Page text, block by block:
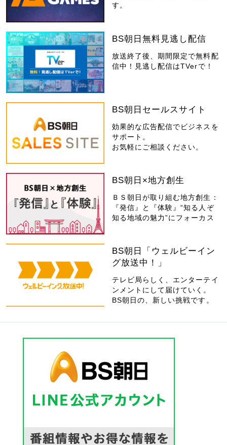
す。
BS朝日無料見逃し配信
放送終了後、期間限定で無料配
信中！見逃し配信はTVerで！
BS朝日セールスサイト
効果的な広告配信でビジネスを
サポート。
お気軽にご相談ください。
BS朝日×地方創生
ＢＳ朝日が取り組む地方創生：
『発信』と『体験』“知る人ぞ
知る地域の魅力”にフォーカス
BS朝日「ウェルビーイン
グ放送中！」
テレビ局らしく、エンターテイ
ンメントにして届けていく。
BS朝日の、新しい挑戦です。